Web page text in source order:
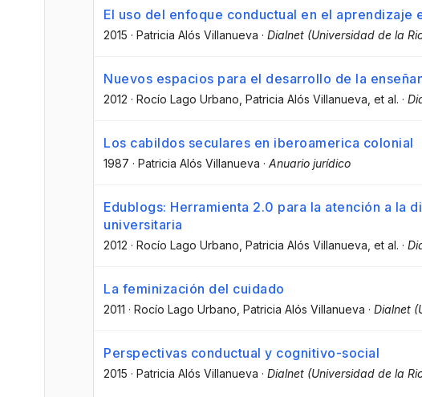
El uso del enfoque conductual en el aprendizaje
2015 · Patricia Alós Villanueva · Dialnet (Universidad de la
Nuevos espacios para el desarrollo de la
2012 · Rocío Lago Urbano , Patricia Alós Villanueva , et al. ·
Los cabildos seculares en iberoamerica colonial
1987 · Patricia Alós Villanueva · Anuario jurídico
Edublogs: Herramienta 2.0 para la atención a la
universitaria
2012 · Rocío Lago Urbano , Patricia Alós Villanueva , et al. ·
La feminización del cuidado
2011 · Rocío Lago Urbano , Patricia Alós Villanueva · Dialnet
Perspectivas conductual y cognitivo-social
2015 · Patricia Alós Villanueva · Dialnet (Universidad de la